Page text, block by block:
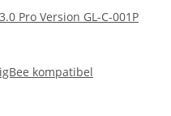
Pro Version GL-C-001P